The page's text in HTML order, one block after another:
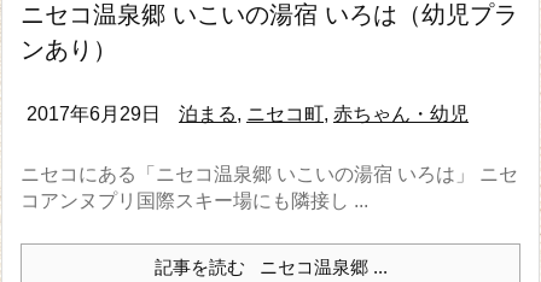
ニセコ温泉郷 いこいの湯宿 いろは（幼児プラ
ンあり）
2017年6月29日 泊まる, ニセコ町, 赤ちゃん・幼児
ニセコにある「ニセコ温泉郷 いこいの湯宿 いろは」 ニセ
コアンヌプリ国際スキー場にも隣接し ...
記事を読む ニセコ温泉郷 ...